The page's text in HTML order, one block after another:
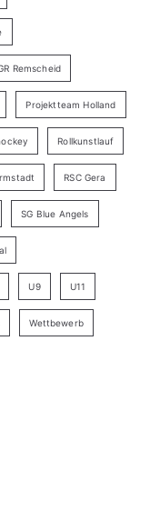
Remscheid
Projektteam Holland
Rollkunstlauf
RSC Gera
SG Blue Angels
U9 U11
Wettbewerb